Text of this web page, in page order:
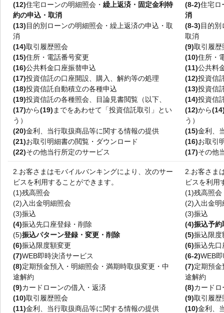
(12)住宅ローンの明細照会・ 繰上返済・固定金利特
約の申込・取消
(13)目的別ローンの明細照会・繰上返済の申込・取
消
(14)取引履歴照会
(15)住所・電話番号変更
(16)公共料金口座振替申込
(17)投資信託の口座開設、購入、解約等の処理
(18)投資信託自動積立の各種申込
(19)投資信託の各種照会、目論見書閲覧（以下、
(17)から(19) までをあわせて「投資信託取引」とい
う）
(20)金利、当行取扱商品等に関する情報の提供
(21)お取引明細書の閲覧・ダウンロード
(22)その他当行所定のサービス
(8-2)住宅ロ
消
(8-3)目的別
取消
(9)取引履歴
(10)住所・
(11)公共料
(12)投資信
(13)投資信
(14)投資信
(12)から
う）
(15)金利、
(16)お取引
(17)その他
2. お客さまはモバイルバンキングにより、次のサー
ビスを利用することができます。
(1)残高照会
(2) 入出金明細照会
(3)振込
(4)振込先口座登録・削除
(5)振込パターン登録・変更・削除
(6)振込限度額変更
(7)WEB即時決済サービス
(8)定期預金預入・明細照会・満期時取扱変更・中
途解約
(9)カードローンの借入・返済
(10)取引履歴照会
(11)金利、当行取扱商品等に関する情報の提供
2. お客さま
ビスを利用
(1)残高照会
(2) 入出金
(3)振込
(4)振込予約
(5)振込限度
(6)振込先口
(6-2)WEB
(7)定期預
途解約
(8)カード
(9)取引履歴
(10)金利、